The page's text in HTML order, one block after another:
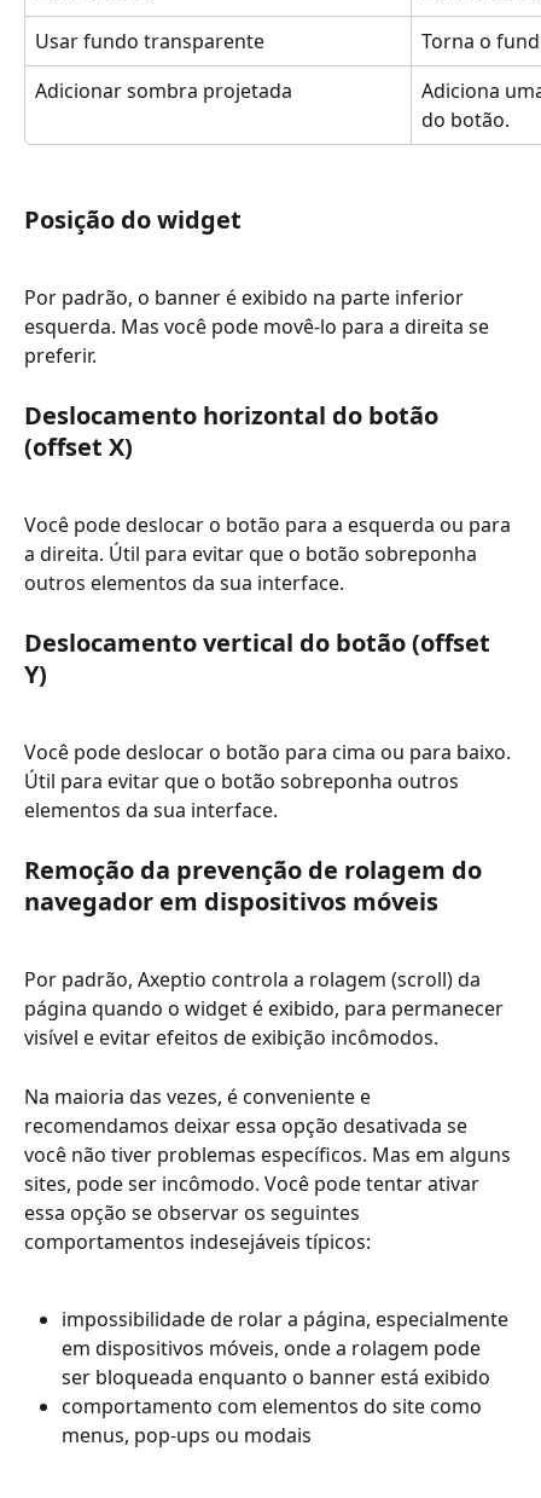
Usar fundo transparente
Torna o
Adicionar sombra projetada
Adiciona
do botão.
Posição do widget
Por padrão, o banner é exibido na parte inferior
esquerda. Mas você pode movê-lo para a direita se
preferir.
Deslocamento horizontal do botão
(offset X)
Você pode deslocar o botão para a esquerda ou para
a direita. Útil para evitar que o botão sobreponha
outros elementos da sua interface.
Deslocamento vertical do botão (offset
Y)
Você pode deslocar o botão para cima ou para baixo.
Útil para evitar que o botão sobreponha outros
elementos da sua interface.
Remoção da prevenção de rolagem do
navegador em dispositivos móveis
Por padrão, Axeptio controla a rolagem (scroll) da
página quando o widget é exibido, para permanecer
visível e evitar efeitos de exibição incômodos.
Na maioria das vezes, é conveniente e
recomendamos deixar essa opção desativada se
você não tiver problemas específicos. Mas em alguns
sites, pode ser incômodo. Você pode tentar ativar
essa opção se observar os seguintes
comportamentos indesejáveis típicos:
impossibilidade de rolar a página, especialmente
em dispositivos móveis, onde a rolagem pode
ser bloqueada enquanto o banner está exibido
comportamento com elementos do site como
menus, pop-ups ou modais